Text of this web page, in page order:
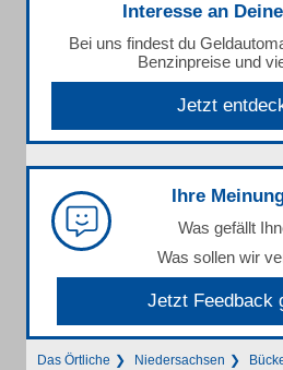
Interesse an
Bei uns findest du
Benzinpreise und
Jetzt
Ihre
Was gefällt
Was sollen wir
Jetzt Feedback
Das Örtliche Niedersachsen